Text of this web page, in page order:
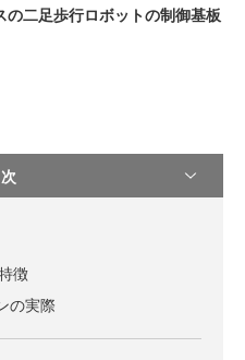
二足歩行ロボットの制御基板
徴
の実際